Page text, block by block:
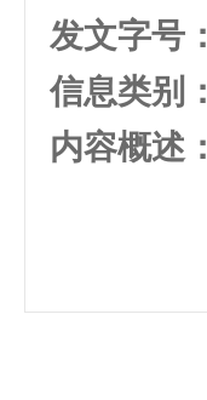
发文字号：
信息类别：
内容概述：